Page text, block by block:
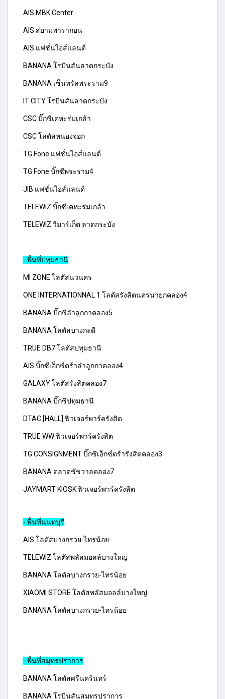
AIS MBK Center
AIS สยามพารากอน
AIS แฟชั่นไอส์แลนด์
BANANA โรบินสันลาดกระบัง
BANANA เซ็นทรัลพระราม9
IT CITY โรบินสันลาดกระบัง
CSC บิ๊กซีเคหะร่มเกล้า
CSC โลตัสหนองจอก
TG Fone แฟชั่นไอส์แลนด์
TG Fone บิ๊กซีพระราม4
JIB แฟชั่นไอส์แลนด์
TELEWIZ บิ๊กซีเคหะร่มเกล้า
TELEWIZ วีมาร์เก็ต ลาดกระบัง
- พื้นที่ปทุมธานี
MI ZONE โลตัสนวนคร
ONE INTERNATIONNAL 1 โลตัสรังสิตนครนายกคลอง4
BANANA บิ๊กซีลำลูกกาคลอง5
BANANA โลตัสบางกะดี
TRUE DB7 โลตัสปทุมธานี
AIS บิ๊กซีเอ็กซ์ตร้าลำลูกกาคลอง4
GALAXY โลตัสรังสิตคลอง7
BANANA บิ๊กซีปทุมธานี
DTAC [HALL] ฟิวเจอร์พาร์ครังสิต
TRUE WW ฟิวเจอร์พาร์ครังสิต
TG CONSIGNMENT บิ๊กซีเอ็กซ์ตร้ารังสิตคลอง3
BANANA ตลาดชัชวาลคลอง7
JAYMART KIOSK ฟิวเจอร์พาร์ครังสิต
- พื้นที่นนทบุรี
AIS โลตัสบางกรวย-ไทรน้อย
TELEWIZ โลตัสพลัสมอลล์บางใหญ่
BANANA โลตัสบางกรวย-ไทรน้อย
XIAOMI STORE โลตัสพลัสมอลล์บางใหญ่
BANANA โลตัสบางกรวย-ไทรน้อย
- พื้นที่สมุทรปราการ
BANANA โลตัสศรีนครินทร์
BANANA โรบินสันสมุทรปราการ